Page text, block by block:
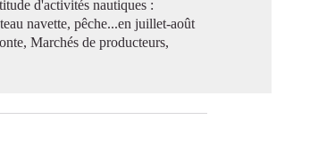
d'activités nautiques :
navette, pêche...en juillet-août
Marchés de producteurs,